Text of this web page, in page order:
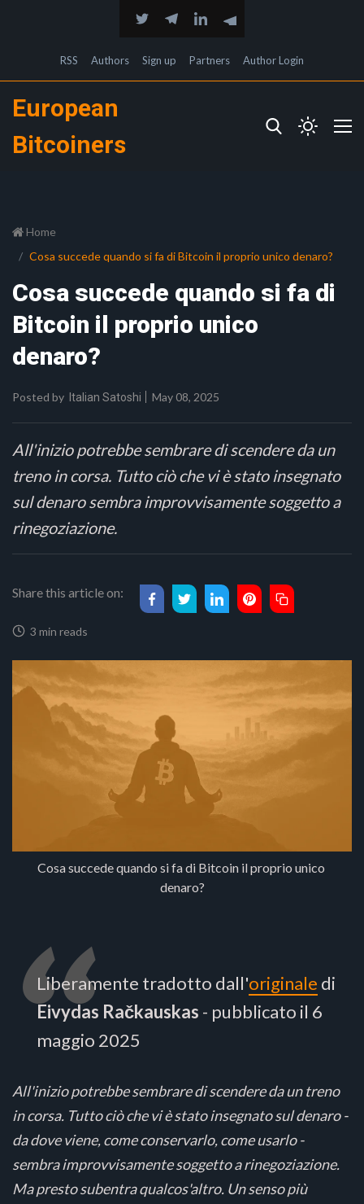
RSS Authors Sign up Partners Author Login
European
Bitcoiners
Home
Cosa succede quando si fa di Bitcoin il proprio unico denaro?
Cosa succede quando si fa di
Bitcoin il proprio unico
denaro?
Posted by Italian Satoshi May 08, 2025
All'inizio potrebbe sembrare di scendere da un
treno in corsa. Tutto ciò che vi è stato insegnato
sul denaro sembra improvvisamente soggetto a
rinegoziazione.
Share this article on:
3 min reads
Cosa succede quando si fa di Bitcoin il proprio unico
denaro?
Liberamente tradotto dall'originale di
Eivydas Račkauskas - pubblicato il 6
maggio 2025
All'inizio potrebbe sembrare di scendere da un treno
in corsa. Tutto ciò che vi è stato insegnato sul denaro -
da dove viene, come conservarlo, come usarlo -
sembra improvvisamente soggetto a rinegoziazione.
Ma presto subentra qualcos'altro. Un senso più